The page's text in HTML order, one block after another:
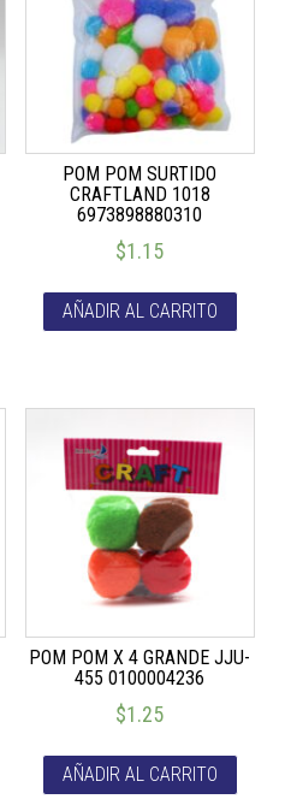
POM POM SURTIDO
CRAFTLAND 1018
6973898880310
$1.15
AÑADIR AL CARRITO
POM POM X 4 GRANDE JJU-
455 0100004236
$1.25
AÑADIR AL CARRITO